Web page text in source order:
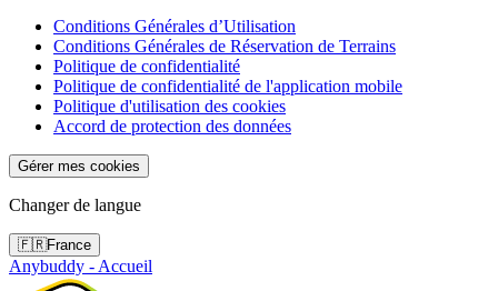
Conditions Générales d’Utilisation
Conditions Générales de Réservation de Terrains
Politique de confidentialité
Politique de confidentialité de l'application mobile
Politique d'utilisation des cookies
Accord de protection des données
Gérer mes cookies
Changer de langue
🇫🇷France
Anybuddy - Accueil